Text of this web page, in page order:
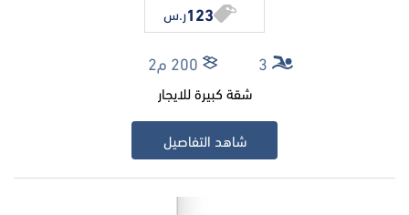
123ر.س
3 200 م2
شقة كبيرة للايجار
شاهد التفاصيل